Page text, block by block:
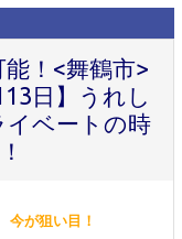
！<舞鶴市>
日】うれし
イベートの時
今が狙い目！